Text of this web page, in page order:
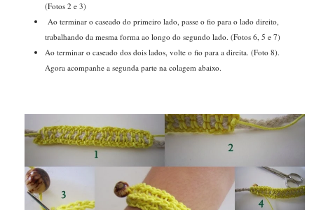
(Fotos 2 e 3)
Ao terminar o caseado do primeiro lado, passe o fio para o lado direito,
trabalhando da mesma forma ao longo do segundo lado. (Fotos 6, 5 e 7)
Ao terminar o caseado dos dois lados, volte o fio para a direita. (Foto 8).
Agora acompanhe a segunda parte na colagem abaixo.